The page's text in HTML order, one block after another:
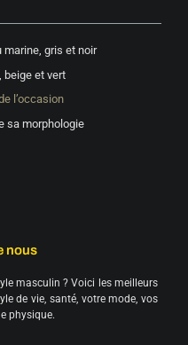
gris et noir
beige et vert
l’occasion
sa morphologie
nous
masculin ? Voici les meilleurs
de vie, santé, votre mode, vos
physique.